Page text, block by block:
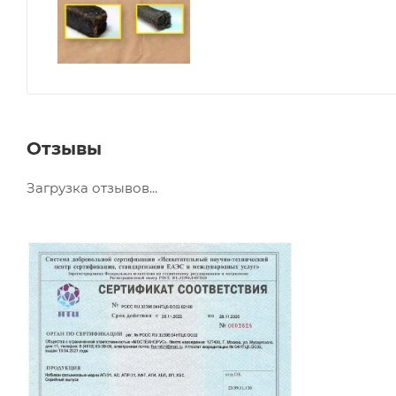
Отзывы
Загрузка отзывов...